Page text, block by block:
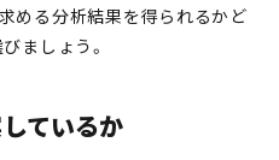
める分析結果を得られるかど
ましょう。
ているか